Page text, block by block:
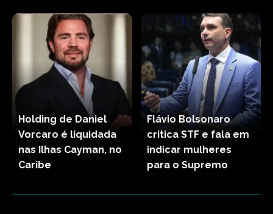
Holding de Daniel
Vorcaro é liquidada
nas Ilhas Cayman, no
Caribe
Flávio Bolsonaro
critica STF e fala em
indicar mulheres
para o Supremo